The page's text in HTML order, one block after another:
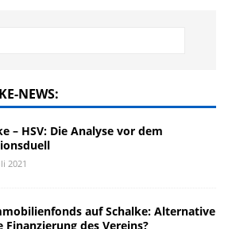
NEWS:
– HSV: Die Analyse vor dem
2021
auf Schalke: Alternative
Finanzierung des Vereins?